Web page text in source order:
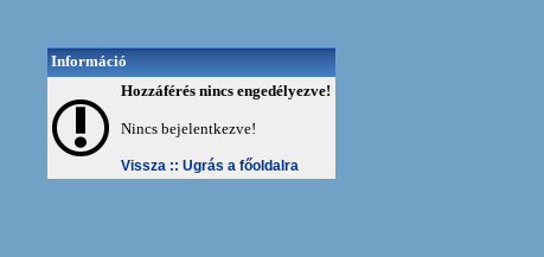
Információ
Hozzáférés nincs engedélyezve!
Nincs bejelentkezve!
Vissza :: Ugrás a főoldalra